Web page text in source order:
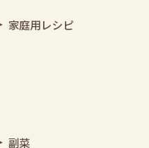
家庭用レシピ
副菜